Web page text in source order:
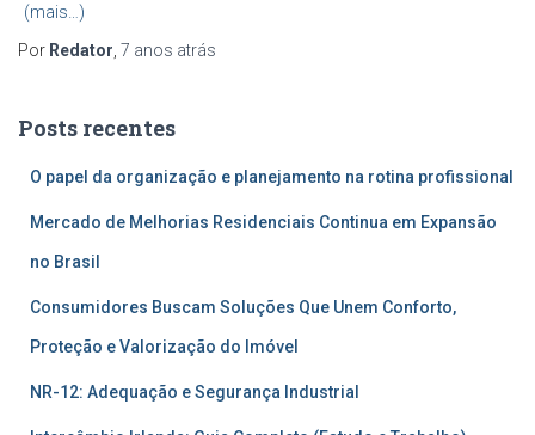
(mais…)
Por Redator 7 anos atrás
Posts recentes
O papel da organização e planejamento na rotina profissional
Mercado de Melhorias Residenciais Continua em Expansão
no Brasil
Consumidores Buscam Soluções Que Unem Conforto,
Proteção e Valorização do Imóvel
NR-12: Adequação e Segurança Industrial